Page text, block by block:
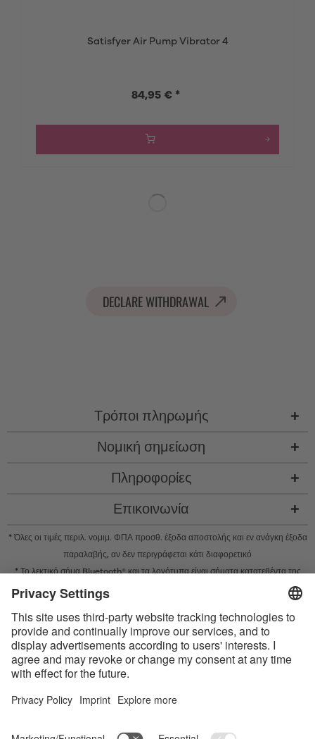
Satisfyer Air Pump Vibrator 4
84,95 € *
DECLARE WITHDRAWAL
Τρόποι πληρωμής
Νομική σημείωση
Πληροφορίες
Επικοινωνία
* Όλες οι τιμές περιλ. νομιμ. ΦΠΑ προσθ. έξοδα αποστολής και εν ανάγκη έξοδα
παραλαβής, αν δεν περιγράφεται κάτι διαφορετικό
* Το λεκτικό σήμα Bluetooth® και τα λογότυπα είναι σήματα κατατεθέντα της
Bluetooth SIG, Inc. και η χρήση τέτοιων σημάτων από την Satisfyer GmbH
Το Apple, το λογότυπο Apple και το Apple Watch είναι εμπορικά σήματα της
Apple Inc. Το Google Play και το λογότυπο του Google Play είναι εμπορικά
σήματα της Google LLC.